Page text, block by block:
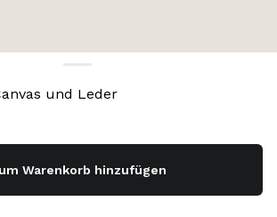
und Leder
Warenkorb hinzufügen